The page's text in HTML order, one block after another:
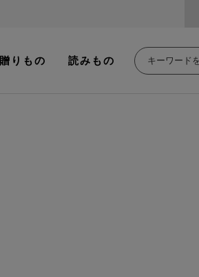
贈りもの 読みもの